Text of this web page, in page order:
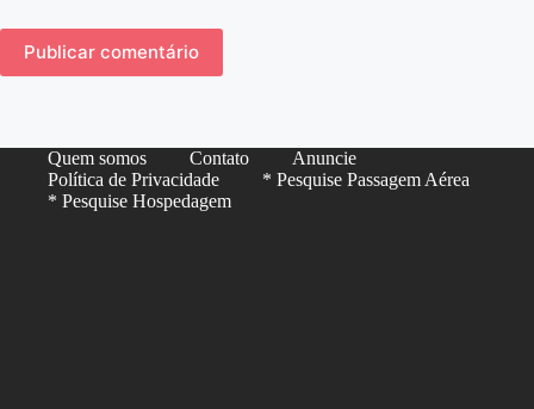
Publicar comentário
Quem somos Contato
Anuncie
Política de Privacidade
* Pesquise Passagem Aérea
* Pesquise Hospedagem